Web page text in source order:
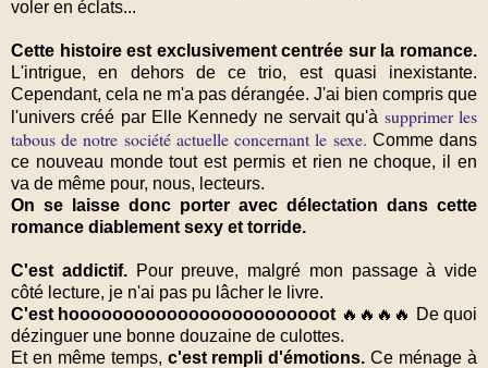
voler en éclats...
Cette histoire est exclusivement centrée sur la romance.
L'intrigue, en dehors de ce trio, est quasi inexistante.
Cependant, cela ne m'a pas dérangée. J'ai bien compris que
l'univers créé par Elle Kennedy ne servait qu'à supprimer les
tabous de notre société actuelle concernant le sexe. Comme dans
ce nouveau monde tout est permis et rien ne choque, il en
va de même pour, nous, lecteurs.
On se laisse donc porter avec délectation dans cette
romance diablement sexy et torride.
C'est addictif.Pour preuve, malgré mon passage à vide
côté lecture, je n'ai pas pu lâcher le livre.
C'est hoooooooooooooooooooooooot 🔥🔥🔥🔥 De quoi
dézinguer une bonne douzaine de culottes.
Et en même temps, c'est rempli d'émotions.Ce ménage à